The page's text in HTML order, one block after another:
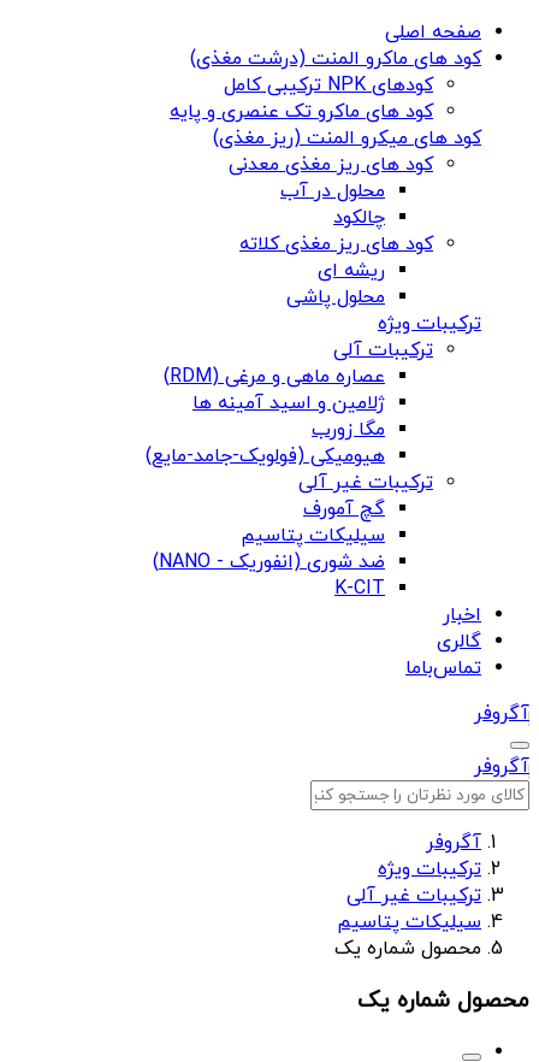
صفحه اصلی
کود های ماکرو المنت (درشت مغذی)
کودهای NPK ترکیبی کامل
کود های ماکرو تک عنصری و پایه
کود های میکرو المنت (ریز مغذی)
کود های ریز مغذی معدنی
محلول در آب
چالکود
کود های ریز مغذی کلاته
ریشه ای
محلول پاشی
ترکیبات ویژه
ترکیبات آلی
عصاره ماهی و مرغی (RDM)
ژلامین و اسید آمینه ها
مگا زورب
هیومیکی (فولویک-جامد-مایع)
ترکیبات غیر آلی
گچ آمورف
سیلیکات پتاسیم
ضد شوری (انفوریک - NANO)
K-CIT
اخبار
گالری
تماس‌باما
آگروفر
آگروفر
آگروفر
ترکیبات ویژه
ترکیبات غیر آلی
سیلیکات پتاسیم
محصول شماره یک
محصول شماره یک